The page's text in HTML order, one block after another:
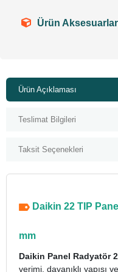
Ürün
Ürün Açıklaması
Teslimat Bilgileri
Taksit Seçenekleri
Daikin 22 TIP
mm
Daikin Panel Radyatör
verimi, dayanıklı yapısı